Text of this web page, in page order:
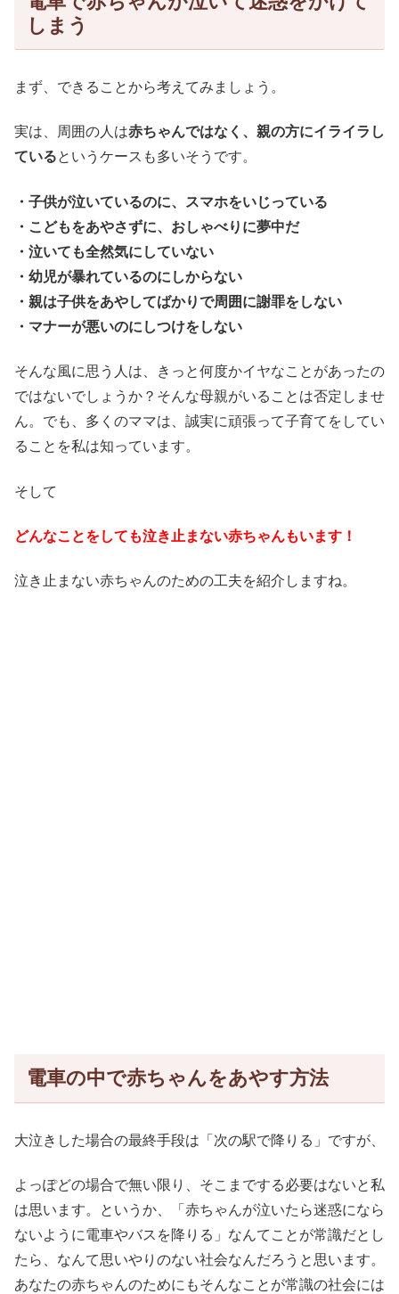
しまう
まず、できることから考えてみましょう。
実は、周囲の人は赤ちゃんではなく、親の方にイライラし
ているというケースも多いそうです。
・子供が泣いているのに、スマホをいじっている
・こどもをあやさずに、おしゃべりに夢中だ
・泣いても全然気にしていない
・幼児が暴れているのにしからない
・親は子供をあやしてばかりで周囲に謝罪をしない
・マナーが悪いのにしつけをしない
そんな風に思う人は、きっと何度かイヤなことがあったの
ではないでしょうか？そんな母親がいることは否定しませ
ん。でも、多くのママは、誠実に頑張って子育てをしてい
ることを私は知っています。
そして
どんなことをしても泣き止まない赤ちゃんもいます！
泣き止まない赤ちゃんのための工夫を紹介しますね。
電車の中で赤ちゃんをあやす方法
大泣きした場合の最終手段は「次の駅で降りる」ですが、
よっぽどの場合で無い限り、そこまでする必要はないと私
は思います。というか、「赤ちゃんが泣いたら迷惑になら
ないように電車やバスを降りる」なんてことが常識だとし
たら、なんて思いやりのない社会なんだろうと思います。
あなたの赤ちゃんのためにもそんなことが常識の社会には